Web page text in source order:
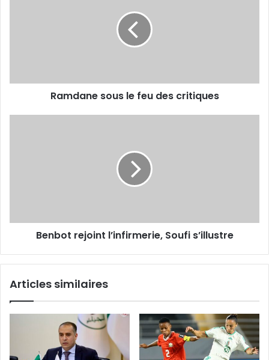
Ramdane sous le feu des critiques
Benbot rejoint l’infirmerie, Soufi s’illustre
Articles similaires